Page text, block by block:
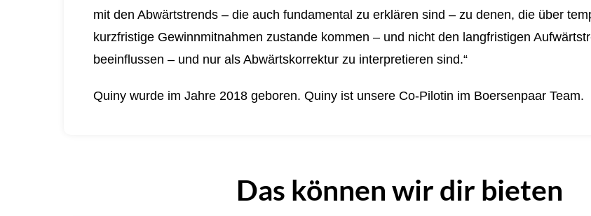
mit den Abwärtstrends – die auch fundamental zu erklären sind – zu denen, die über
kurzfristige Gewinnmitnahmen zustande kommen – und nicht den langfristigen
beeinflussen – und nur als Abwärtskorrektur zu interpretieren sind.“
Quiny wurde im Jahre 2018 geboren.Quiny ist unsere Co-Pilotin im Boersenpaar Team.
Das können wir dir bieten